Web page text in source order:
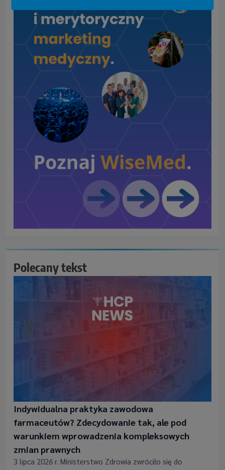
Polecany tekst
Indywidualna praktyka zawodowa
farmaceutów? Zdecydowanie tak, ale pod
warunkiem wprowadzenia kompleksowych
zmian prawnych
3 lipca 2026 r. Ministerstwo Zdrowia zwróciło się do